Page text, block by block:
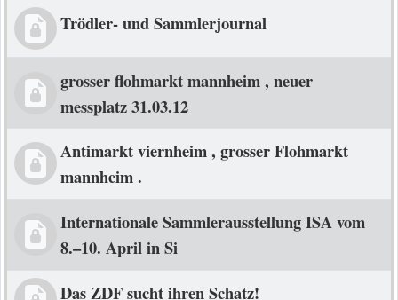
Trödler- und Sammlerjournal
grosser flohmarkt mannheim , neuer
messplatz 31.03.12
Antimarkt viernheim , grosser Flohmarkt
mannheim .
Internationale Sammlerausstellung ISA vom
8.–10. April in Si
Das ZDF sucht ihren Schatz!